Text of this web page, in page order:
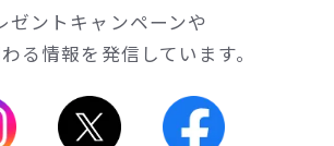
ゼントキャンペーンや
る情報を発信しています。